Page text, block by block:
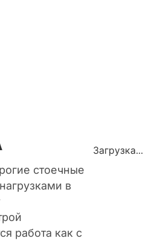
стоечные
в
работа как с
Загрузка...